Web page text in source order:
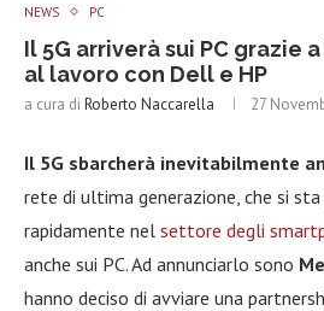
NEWS PC
Il 5G arriverà sui PC grazie
al lavoro con Dell e HP
a cura di Roberto Naccarella 27
Il 5G sbarcherà inevitabilmente
rete di ultima generazione, che si
rapidamente nel settore degli
anche sui PC. Ad annunciarlo sono
hanno deciso di avviare una